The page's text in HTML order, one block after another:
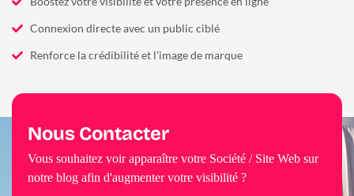
Connexion directe avec un public ciblé
Renforce la crédibilité et l'image de marque
Nous Contacter
Vous souhaitez voir apparaître votre Société / Site Web sur
notre blog afin d'augmenter votre visibilité ?